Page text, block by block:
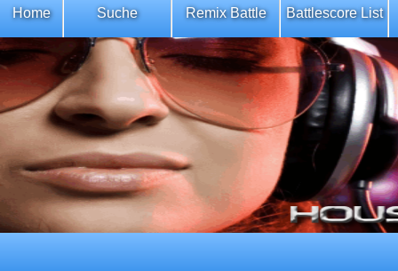
Home Suche Remix Battle Battlescore List